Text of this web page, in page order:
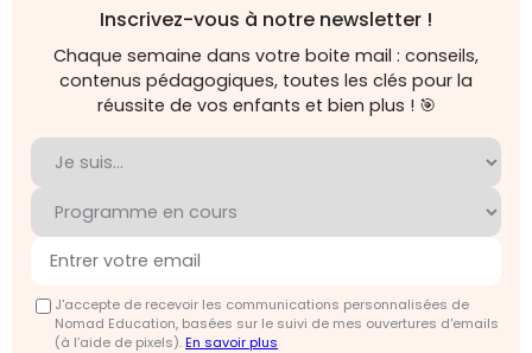
Inscrivez-vous à notre newsletter !
Chaque semaine dans votre boite mail : conseils,
contenus pédagogiques, toutes les clés pour la
réussite de vos enfants et bien plus ! 🎯
J'accepte de recevoir les communications personnalisées de
Nomad Education, basées sur le suivi de mes ouvertures d'emails
(à l’aide de pixels).En savoir plus